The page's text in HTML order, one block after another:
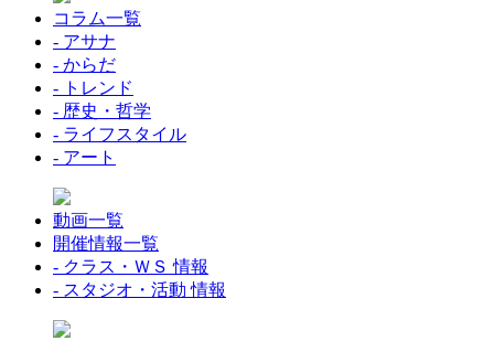
コラム一覧
- アサナ
- からだ
- トレンド
- 歴史・哲学
- ライフスタイル
- アート
動画一覧
開催情報一覧
- クラス・ＷＳ 情報
- スタジオ・活動 情報